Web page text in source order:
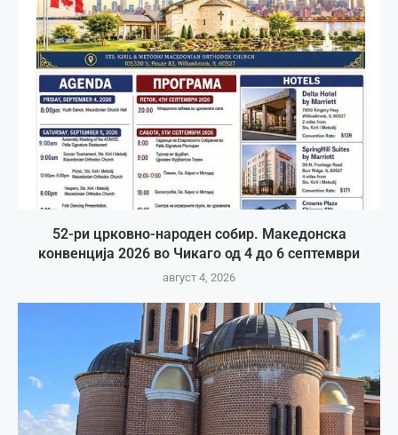
52-ри црковно-народен собир. Македонска
конвенција 2026 во Чикаго од 4 до 6 септември
август 4, 2026